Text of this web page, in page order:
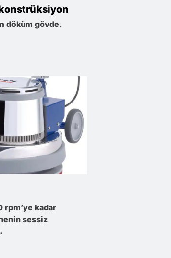
döküm gövde.
rpm’ye kadar
sessiz